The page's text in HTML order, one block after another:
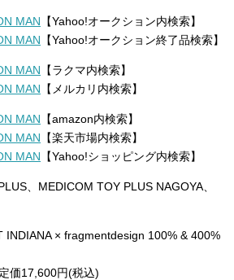
MAN 【Yahoo!オークション内検索】
MAN 【Yahoo!オークション終了品検索】
MAN 【ラクマ内検索】
MAN 【メルカリ内検索】
MAN 【amazon内検索】
MAN 【楽天市場内検索】
MAN 【Yahoo!ショッピング内検索】
、MEDICOM TOY PLUS NAGOYA、
INDIANA × fragmentdesign 100% & 400%
価17,600円(税込)